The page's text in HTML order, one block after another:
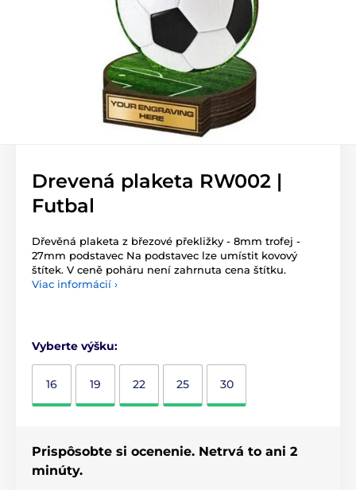
Drevená plaketa RW002 |
Futbal
Dřevěná plaketa z březové překližky - 8mm trofej -
27mm podstavec Na podstavec lze umístit kovový
štítek. V ceně poháru není zahrnuta cena štítku.
Viac informácií ›
Vyberte výšku:
16 19 22 25 30
Prispôsobte si ocenenie. Netrvá to ani 2
minúty.